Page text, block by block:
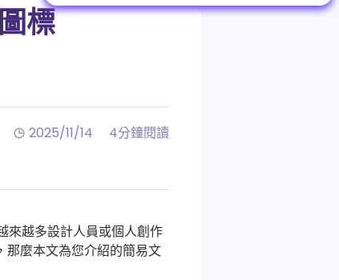
標
2025/11/14 4分鐘閱讀
來越多設計人員或個人創作
那麼本文為您介紹的簡易文